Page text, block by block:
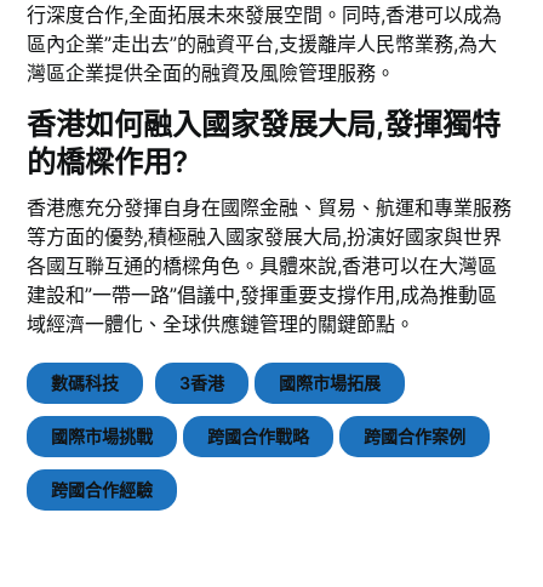
行深度合作,全面拓展未來發展空間。同時,香港可以成為
區內企業”走出去”的融資平台,支援離岸人民幣業務,為大
灣區企業提供全面的融資及風險管理服務。
香港如何融入國家發展大局,發揮獨特
的橋樑作用?
香港應充分發揮自身在國際金融、貿易、航運和專業服務
等方面的優勢,積極融入國家發展大局,扮演好國家與世界
各國互聯互通的橋樑角色。具體來說,香港可以在大灣區
建設和”一帶一路”倡議中,發揮重要支撐作用,成為推動區
域經濟一體化、全球供應鏈管理的關鍵節點。
數碼科技 3香港 國際市場拓展
國際市場挑戰 跨國合作戰略 跨國合作案例
跨國合作經驗